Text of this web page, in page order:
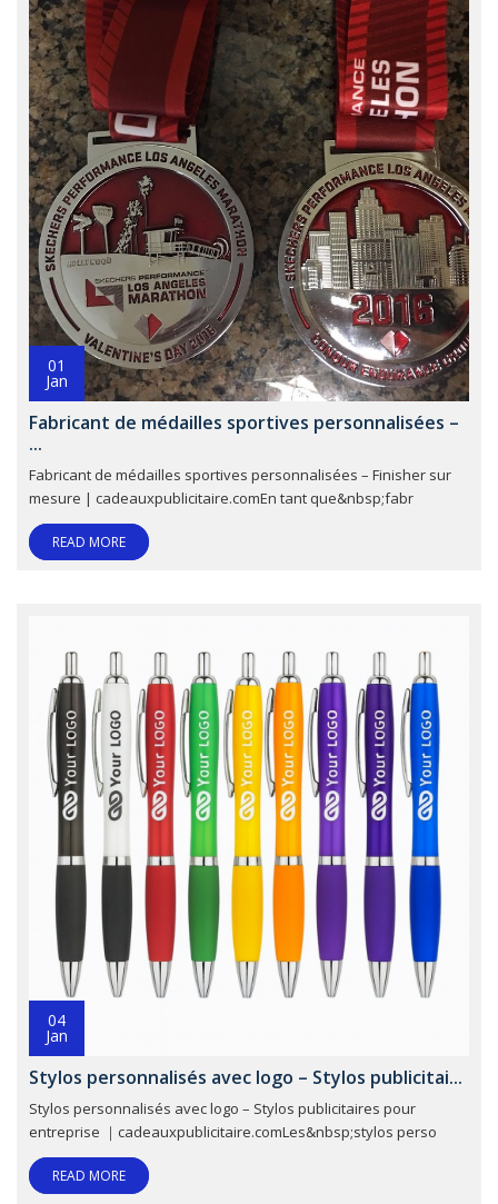
01
Jan
Fabricant de médailles sportives personnalisées –
...
Fabricant de médailles sportives personnalisées – Finisher sur
mesure | cadeauxpublicitaire.comEn tant que&nbsp;fabr
READ MORE
04
Jan
Stylos personnalisés avec logo – Stylos publicitai...
Stylos personnalisés avec logo – Stylos publicitaires pour
entreprise ｜cadeauxpublicitaire.comLes&nbsp;stylos perso
READ MORE